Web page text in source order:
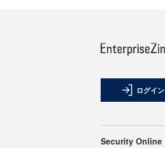
ログイン
Security Online